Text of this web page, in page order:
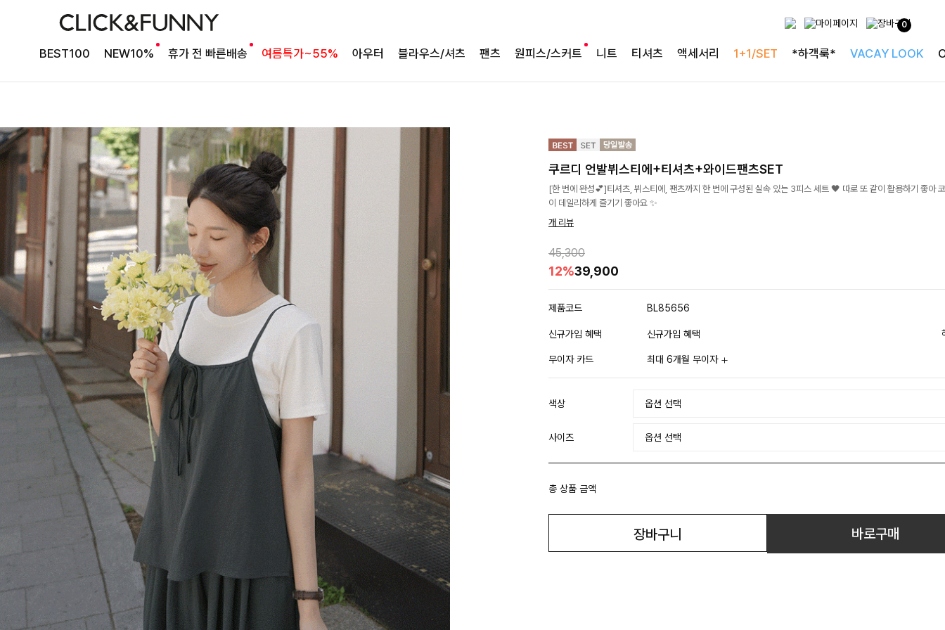
0
BEST100 NEW10% 휴가 전 빠른배송 여름특가~55% 아우터 블라우스/셔츠 팬츠 원피스/스커트 니트 티셔츠 액세서리 1+1/SET *하객룩* VACAY LOOK
쿠르디 언발뷔스티에+티셔츠+와이드팬츠SET
[한 번에 완성💕]티셔츠, 뷔스티에, 팬츠까지 한 번에 구성된 실속 있는 3피스 세트 🖤 따로 또 같이 활용하기 좋아
이 데일리하게 즐기기 좋아요 ✨
개 리뷰
45,300
12%39,900
제품코드 BL85656
신규가입 혜택 신규가입 혜택
무이자 카드 최대 6개월 무이자
색상
사이즈
총 상품 금액
장바구니 바로구매